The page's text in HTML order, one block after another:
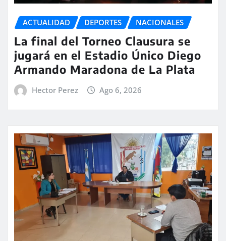
ACTUALIDAD DEPORTES NACIONALES
La final del Torneo Clausura se
jugará en el Estadio Único Diego
Armando Maradona de La Plata
Hector Perez Ago 6, 2026